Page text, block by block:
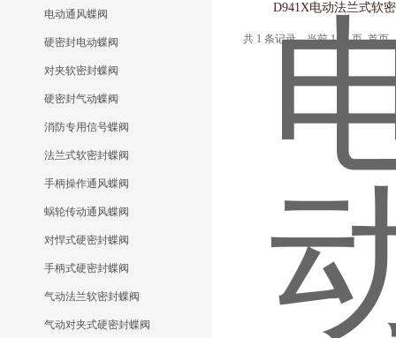
电动通风蝶阀
硬密封电动蝶阀
对夹软密封蝶阀
硬密封气动蝶阀
消防专用信号蝶阀
法兰式软密封蝶阀
手柄操作通风蝶阀
蜗轮传动通风蝶阀
对悍式硬密封蝶阀
手柄式硬密封蝶阀
气动法兰软密封蝶阀
气动对夹式硬密封蝶阀
D941X电动法兰式软
共 1 条记录，当前 1 / 1 页 首